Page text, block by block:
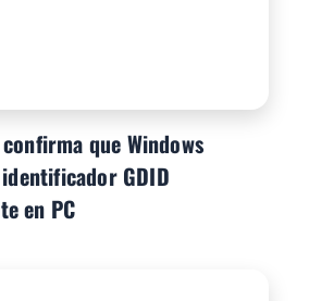
que Windows
GDID
en PC